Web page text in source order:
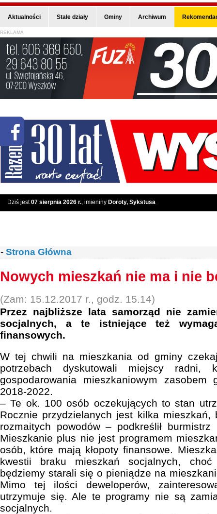
Aktualności Stałe działy Gminy Archiwum
REKLAMA
Dziś jest07 sierpnia 2026 r., imieniny Doroty, Sykstusa
- Strona Główna
Nowych mieszkań nie ma i nie
(Zam: 15.12.2017 r., godz. 15.14)
Przez najbliższe lata samorząd nie
socjalnych, a te istniejące też
finansowych.
W tej chwili na mieszkania od gminy
potrzebach dyskutowali miejscy radni,
gospodarowania mieszkaniowym
2018-2022.
– Te ok. 100 osób oczekujących to stan
Rocznie przydzielanych jest kilka
rozmaitych powodów – podkreślił
Mieszkanie plus nie jest programem
osób, które mają kłopoty finansowe.
kwestii braku mieszkań socjalnych,
będziemy starali się o pieniądze na
Mimo tej ilości deweloperów,
utrzymuje się. Ale te programy nie są
socjalnych.